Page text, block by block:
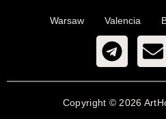
Warsaw Valencia
Copyright © 2026